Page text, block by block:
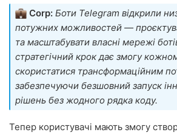
Corp: Боти Telegram відкрили
потужних можливостей —
та масштабувати власні мережі
стратегічний крок дає змогу
скористатися трансформаційним
забезпечуючи безшовний запуск
рішень без жодного рядка коду.
Тепер користувачі мають змогу